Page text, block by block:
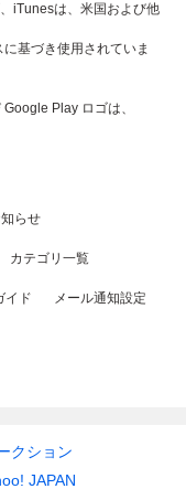
iTunesは、米国および他
基づき使用されていま
Play ロゴは、
らせ
カテゴリ一覧
イド メール通知設定
クション
JAPAN